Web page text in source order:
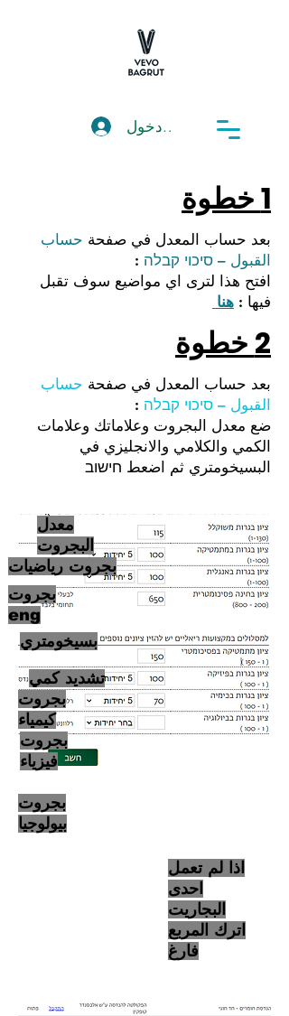
تسجيل دخول
1 خطوة
بعد حساب المعدل في صفحة حساب
القبول – סיכוי קבלה :
افتح هذا لترى اي مواضيع سوف تقبل
فيها : هنا
2 خطوة
بعد حساب المعدل في صفحة حساب
القبول – סיכוי קבלה :
ضع معدل البجروت وعلاماتك وعلامات
الكمي والكلامي والانجليزي في
البسيخومتري ​ثم اضعط חישוב
معدل
البجروت
بجروت رياضيات
بجروت
eng
بسيخومتري
تشديد كمي
بجروت
فيزياء
بجروت
كيمياء
بجروت
بيولوجيا
اذا لم تعمل
احدى
البجاريت
اترك المربع
فارغ